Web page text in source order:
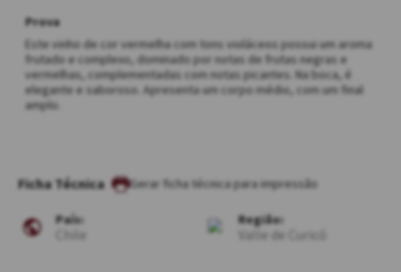
Prova
Este vinho de cor vermelha com tons violáceos possui um aroma
frutado e complexo, dominado por notas de frutas negras e
vermelhas, complementadas com notas picantes. Na boca, é
elegante e saboroso. Apresenta um corpo médio, com um final
amplo.
Ficha Técnica
País:
Chile
Região:
Valle de Curicó